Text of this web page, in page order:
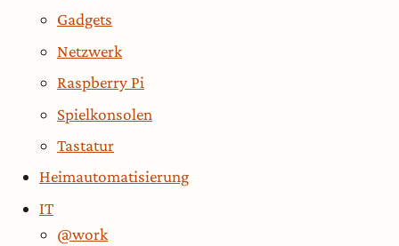
Gadgets
Netzwerk
Raspberry Pi
Spielkonsolen
Tastatur
Heimautomatisierung
IT
@work